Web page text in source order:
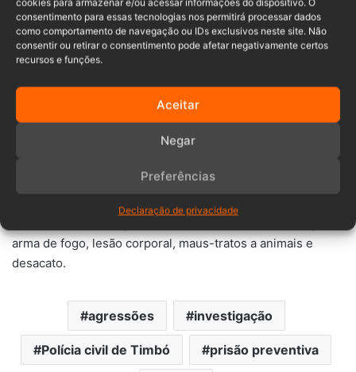
cookies para armazenar e/ou acessar informações do dispositivo. O
consentimento para essas tecnologias nos permitirá processar dados
como comportamento de navegação ou IDs exclusivos neste site. Não
consentir ou retirar o consentimento pode afetar negativamente certos
recursos e funções.
Aceitar
Negar
Preferências
Declaração de privacidade
Com base nas provas reunidas ao longo das diligências, a
Polícia Civil solicitou à Vara de Garantias de Jaraguá do Sul
os mandados de prisão preventiva e de busca domiciliar.
Um dos investigados foi preso pela Polícia Civil na última
quarta-feira (27), em Timbó. Já o segundo suspeito foi
localizado e preso pela Polícia Militar no fim da tarde do
Segundo a Polícia Civil, os dois investigados possuem
antecedentes criminais. Entre os registros estão crimes
arma de fogo, lesão corporal, maus-tratos a animais e
desacato.
agressões investigação
Polícia civil de Timbó prisão preventiva